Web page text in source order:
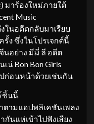
) มาร้องใหม่ภายใต้
Music
ในอดีตกลับมาเรียบ
ง ซึ่งในโปรเจกต์นี้
นอย่าง มีมี่ ลี อดีต
น่ Bon Bon Girls
ปก่อนหน้าด้วยเช่นกัน
ชิ้นนี้
ตามแอปพลิเคชันเพลง
นแห่เข้าไปฟังเสียง